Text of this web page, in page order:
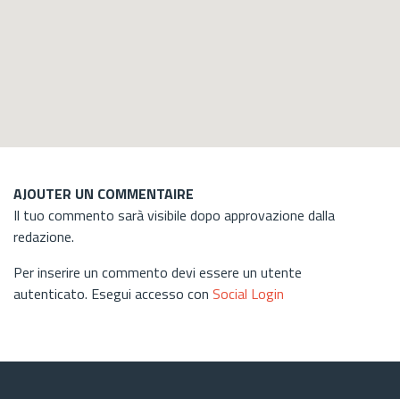
AJOUTER UN COMMENTAIRE
Il tuo commento sarà visibile dopo approvazione dalla
redazione.
Per inserire un commento devi essere un utente
autenticato. Esegui accesso con Social Login